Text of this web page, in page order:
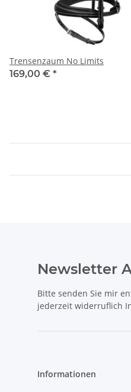
Trensenzaum No Limits
169,00 € *
Newsletter
Bitte senden Sie mir
jederzeit widerruflich
Informationen